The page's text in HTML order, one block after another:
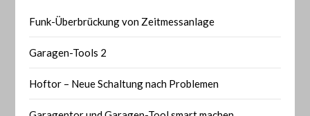
Funk-Überbrückung von Zeitmessanlage
Garagen-Tools 2
Hoftor – Neue Schaltung nach Problemen